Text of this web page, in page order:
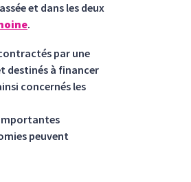
et dans les deux
.
par une
destinés à financer
concernés les
peuvent